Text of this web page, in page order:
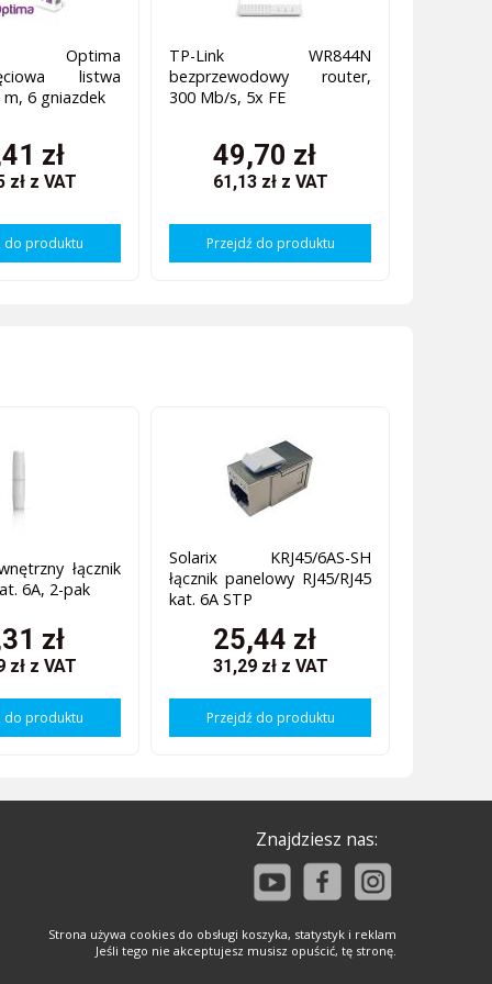
listwa
m, 6 gniazdek
zł
zł z VAT
do produktu
TP-Link WR844N
bezprzewodowy router,
300 Mb/s, 5x FE
49,70 zł
61,13 zł z VAT
Przejdź do produktu
łącznik
6A, 2-pak
zł
zł z VAT
do produktu
Solarix KRJ45/6AS-SH
łącznik panelowy RJ45/RJ45
kat. 6A STP
25,44 zł
31,29 zł z VAT
Przejdź do produktu
Znajdziesz nas:
Strona używa cookies do obsługi koszyka, statystyk i reklam
Jeśli tego nie akceptujesz musisz opuścić, tę stronę.